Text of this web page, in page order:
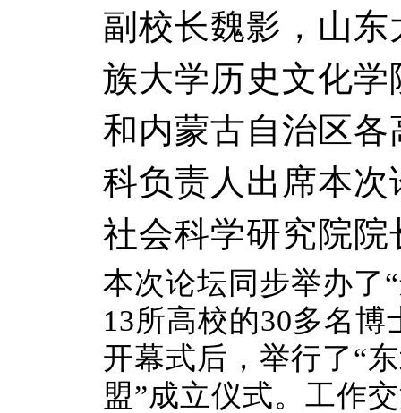
副校长魏影，山
族大学历史文化
和内蒙古自治区
科负责人出席本
社会科学研究院
本次论坛同步举办了
13所高校的30多名
开幕式后，举行了“
盟”成立仪式。工作